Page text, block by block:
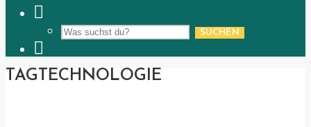
SUCHEN
TAG TECHNOLOGIE